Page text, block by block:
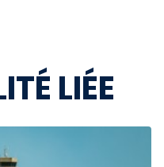
LIÉE